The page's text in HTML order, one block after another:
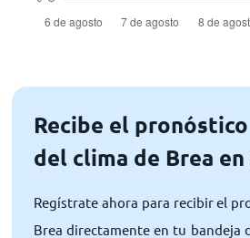
Recibe el
del clima de Brea
Regístrate ahora para recibir el
Brea directamente en tu bandeja